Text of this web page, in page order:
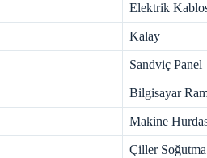
Elektrik
Kalay
Sandviç Panel
Bilgisayar
Makine
Çiller